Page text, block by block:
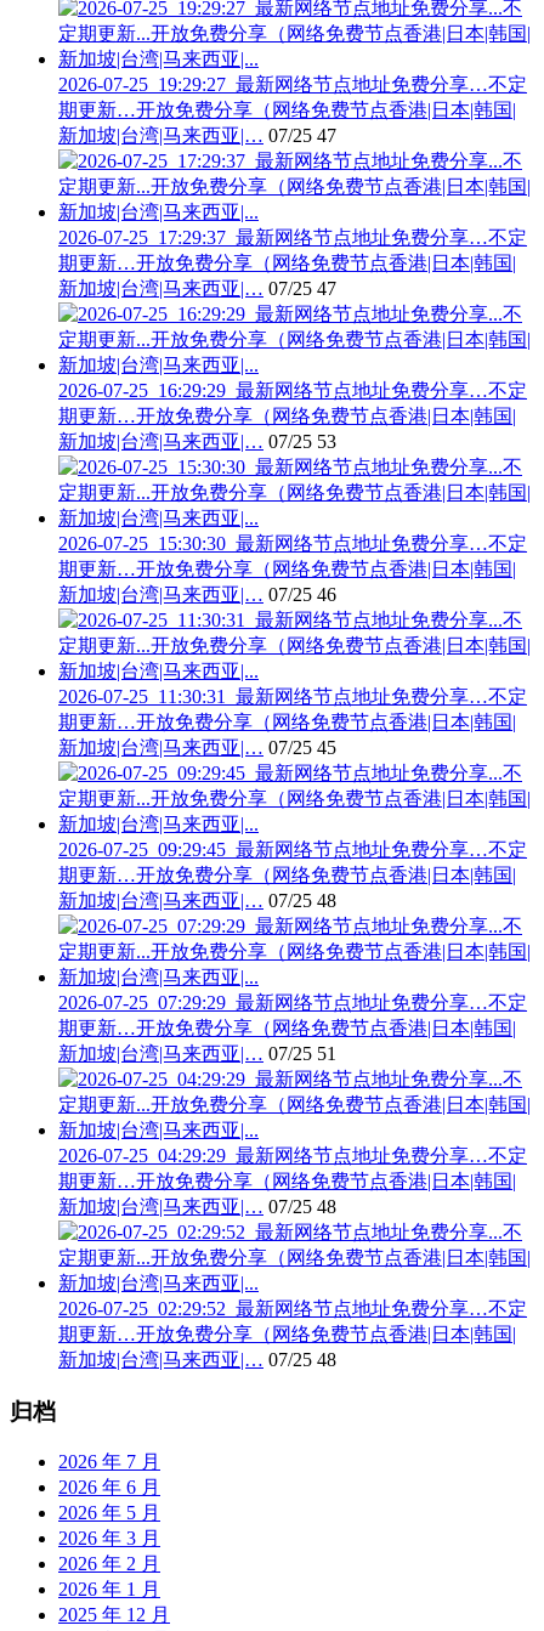
2026-07-25_19:29:27_最新网络节点地址免费分享…不定
期更新…开放免费分享（网络免费节点香港|日本|韩国|
新加坡|台湾|马来西亚|… 07/25 47
2026-07-25_17:29:37_最新网络节点地址免费分享…不定
期更新…开放免费分享（网络免费节点香港|日本|韩国|
新加坡|台湾|马来西亚|… 07/25 47
2026-07-25_16:29:29_最新网络节点地址免费分享…不定
期更新…开放免费分享（网络免费节点香港|日本|韩国|
新加坡|台湾|马来西亚|… 07/25 53
2026-07-25_15:30:30_最新网络节点地址免费分享…不定
期更新…开放免费分享（网络免费节点香港|日本|韩国|
新加坡|台湾|马来西亚|… 07/25 46
2026-07-25_11:30:31_最新网络节点地址免费分享…不定
期更新…开放免费分享（网络免费节点香港|日本|韩国|
新加坡|台湾|马来西亚|… 07/25 45
2026-07-25_09:29:45_最新网络节点地址免费分享…不定
期更新…开放免费分享（网络免费节点香港|日本|韩国|
新加坡|台湾|马来西亚|… 07/25 48
2026-07-25_07:29:29_最新网络节点地址免费分享…不定
期更新…开放免费分享（网络免费节点香港|日本|韩国|
新加坡|台湾|马来西亚|… 07/25 51
2026-07-25_04:29:29_最新网络节点地址免费分享…不定
期更新…开放免费分享（网络免费节点香港|日本|韩国|
新加坡|台湾|马来西亚|… 07/25 48
2026-07-25_02:29:52_最新网络节点地址免费分享…不定
期更新…开放免费分享（网络免费节点香港|日本|韩国|
新加坡|台湾|马来西亚|… 07/25 48
归档
2026 年 7 月
2026 年 6 月
2026 年 5 月
2026 年 3 月
2026 年 2 月
2026 年 1 月
2025 年 12 月